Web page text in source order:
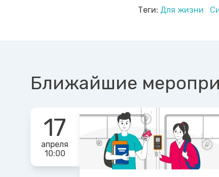
Теги: Для жизни
Ближайшие
17
апреля
10:00